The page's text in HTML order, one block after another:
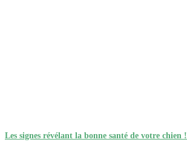
Les signes révélant la bonne santé de votre chien !